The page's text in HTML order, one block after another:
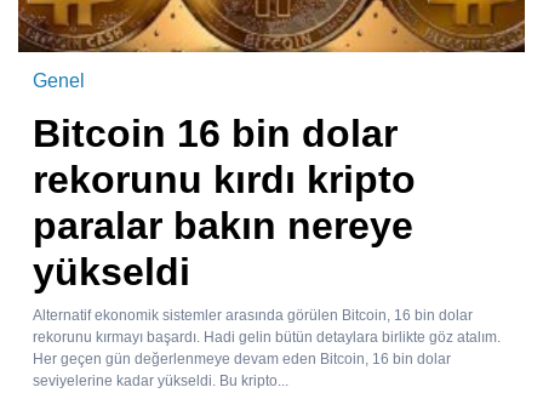
Genel
Bitcoin 16 bin dolar
rekorunu kırdı kripto
paralar bakın nereye
yükseldi
Alternatif ekonomik sistemler arasında görülen Bitcoin, 16 bin dolar
rekorunu kırmayı başardı. Hadi gelin bütün detaylara birlikte göz atalım.
Her geçen gün değerlenmeye devam eden Bitcoin, 16 bin dolar
seviyelerine kadar yükseldi. Bu kripto...